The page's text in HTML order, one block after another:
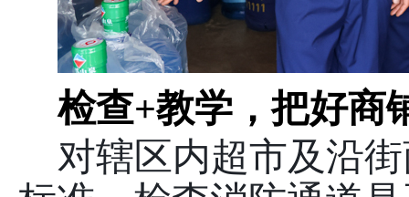
检查+教学，把好商
对辖区内超市及沿